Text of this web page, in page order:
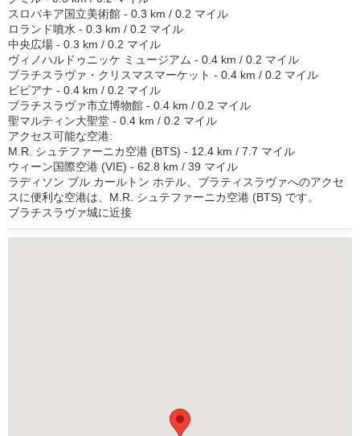
スロバキア国立美術館 - 0.3 km / 0.2 マイル
ロランド噴水 - 0.3 km / 0.2 マイル
中央広場 - 0.3 km / 0.2 マイル
ヴィノハルドゥニッケ ミュージアム - 0.4 km / 0.2 マイル
ブラチスラヴァ・クリスマスマーケット - 0.4 km / 0.2 マイル
ビビアナ - 0.4 km / 0.2 マイル
ブラチスラヴァ市立博物館 - 0.4 km / 0.2 マイル
聖マルティン大聖堂 - 0.4 km / 0.2 マイル
アクセス可能な空港:
M.R. シュテファーニカ空港 (BTS) - 12.4 km / 7.7 マイル
ウィーン国際空港 (VIE) - 62.8 km / 39 マイル
ラディソン ブル カールトン ホテル、ブラティスラヴァへのアクセ
スに便利な空港は、M.R. シュテファーニカ空港 (BTS) です。
ブラチスラヴァ城に近接